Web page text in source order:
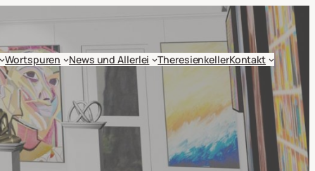
Wortspuren News und Allerlei TheresienkellerKontakt